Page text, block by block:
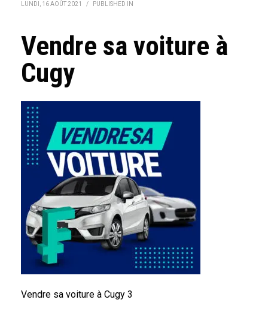
LUNDI, 16 AOÛT 2021 / PUBLISHED IN
Vendre sa voiture à
Cugy
Vendre sa voiture à Cugy 3